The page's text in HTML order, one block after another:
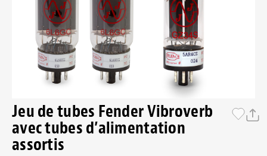
Jeu de tubes Fender Vibroverb
avec tubes d’alimentation
assortis